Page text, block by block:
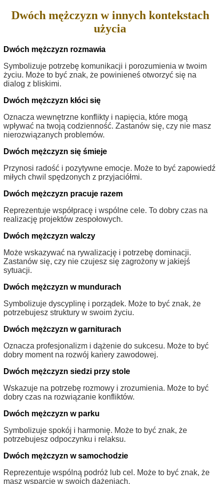
Dwóch mężczyzn w innych kontekstach
użycia
Dwóch mężczyzn rozmawia
Symbolizuje potrzebę komunikacji i porozumienia w twoim
życiu. Może to być znak, że powinieneś otworzyć się na
dialog z bliskimi.
Dwóch mężczyzn kłóci się
Oznacza wewnętrzne konflikty i napięcia, które mogą
wpływać na twoją codzienność. Zastanów się, czy nie masz
nierozwiązanych problemów.
Dwóch mężczyzn się śmieje
Przynosi radość i pozytywne emocje. Może to być zapowiedź
miłych chwil spędzonych z przyjaciółmi.
Dwóch mężczyzn pracuje razem
Reprezentuje współpracę i wspólne cele. To dobry czas na
realizację projektów zespołowych.
Dwóch mężczyzn walczy
Może wskazywać na rywalizację i potrzebę dominacji.
Zastanów się, czy nie czujesz się zagrożony w jakiejś
sytuacji.
Dwóch mężczyzn w mundurach
Symbolizuje dyscyplinę i porządek. Może to być znak, że
potrzebujesz struktury w swoim życiu.
Dwóch mężczyzn w garniturach
Oznacza profesjonalizm i dążenie do sukcesu. Może to być
dobry moment na rozwój kariery zawodowej.
Dwóch mężczyzn siedzi przy stole
Wskazuje na potrzebę rozmowy i zrozumienia. Może to być
dobry czas na rozwiązanie konfliktów.
Dwóch mężczyzn w parku
Symbolizuje spokój i harmonię. Może to być znak, że
potrzebujesz odpoczynku i relaksu.
Dwóch mężczyzn w samochodzie
Reprezentuje wspólną podróż lub cel. Może to być znak, że
masz wsparcie w swoich dążeniach.